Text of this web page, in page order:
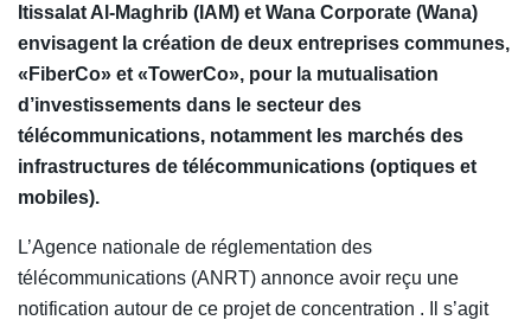
Itissalat Al-Maghrib (IAM) et Wana Corporate (Wana)
envisagent la création de deux entreprises communes,
«FiberCo» et «TowerCo», pour la mutualisation
d’investissements dans le secteur des
télécommunications, notamment les marchés des
infrastructures de télécommunications (optiques et
mobiles).
L’Agence nationale de réglementation des
télécommunications (ANRT) annonce avoir reçu une
notification autour de ce projet de concentration . Il s’agit